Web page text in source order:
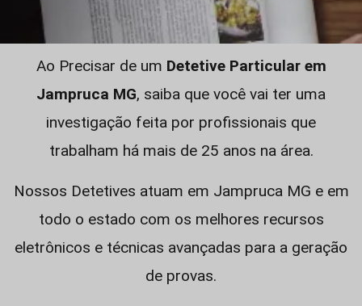
Ao Precisar de um Detetive Particular em
Jampruca MG, saiba que você vai ter uma
investigação feita por profissionais que
trabalham há mais de 25 anos na área.
Nossos Detetives atuam em Jampruca MG e em
todo o estado com os melhores recursos
eletrônicos e técnicas avançadas para a geração
de provas.